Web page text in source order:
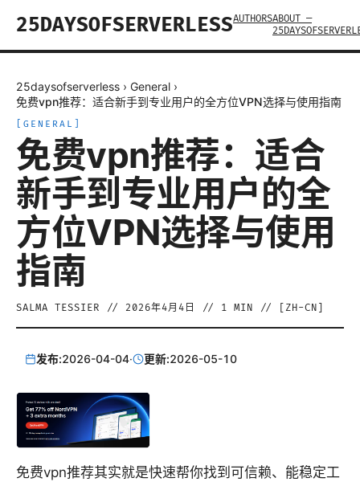
25DAYSOFSERVERLESSAUTHORSABOUT —
25daysofserverless › General ›
免费vpn推荐：适合新手到专业用户的全方位VPN选择与使用指南
GENERAL
免费vpn推荐：适合
新手到专业用户的全
方位VPN选择与使用
指南
SALMA TESSIER // 2026年4月4日 // 1 MIN // [ ZH-CN
发布:2026-04-04· 更新:2026-05-10
免费vpn推荐其实就是快速帮你找到可信赖、能稳定工